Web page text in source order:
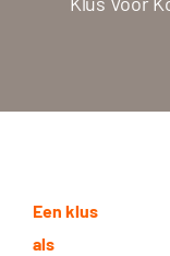
Een klus
als